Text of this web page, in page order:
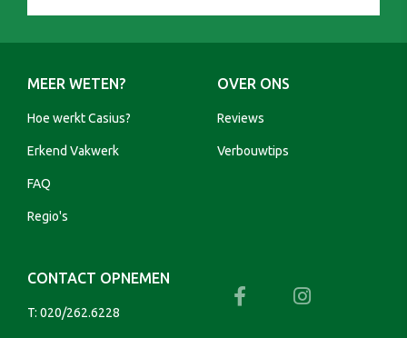
MEER WETEN?
Hoe werkt Casius?
Erkend Vakwerk
FAQ
Regio's
OVER ONS
Reviews
Verbouwtips
CONTACT OPNEMEN
T: 020/262.6228